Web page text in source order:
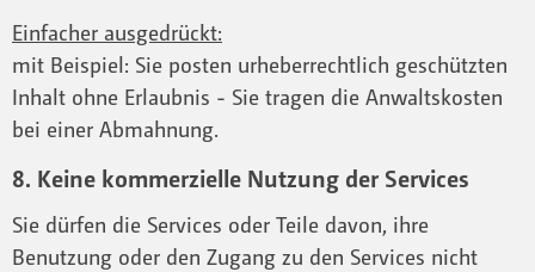
Einfacher ausgedrückt:
mit Beispiel: Sie posten urheberrechtlich geschützten
Inhalt ohne Erlaubnis - Sie tragen die Anwaltskosten
bei einer Abmahnung.
8. Keine kommerzielle Nutzung der Services
Sie dürfen die Services oder Teile davon, ihre
Benutzung oder den Zugang zu den Services nicht